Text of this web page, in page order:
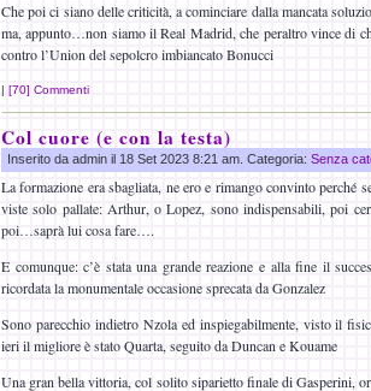
Che poi ci siano delle criticità, a cominciare dalla mancata
ma, appunto…non siamo il Real Madrid, che peraltro vince di
contro l’Union del sepolcro imbiancato Bonucci
| [70] Commenti
Col cuore (e con la testa)
Inserito da admin il 18 Set 2023 8:21 am. Categoria: Senza
La formazione era sbagliata, ne ero e rimango convinto perché
viste solo pallate: Arthur, o Lopez, sono indispensabili, poi
poi…saprà lui cosa fare….
E comunque: c’è stata una grande reazione e alla fine il
ricordata la monumentale occasione sprecata da Gonzalez
Sono parecchio indietro Nzola ed inspiegabilmente, visto il
ieri il migliore è stato Quarta, seguito da Duncan e Kouame
Una gran bella vittoria, col solito siparietto finale di Gasperini,